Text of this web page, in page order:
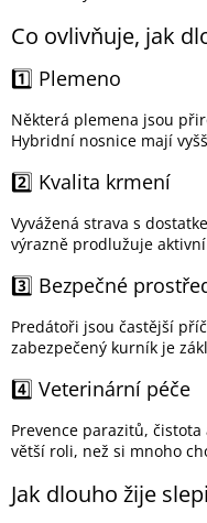
Co ovlivňuje, jak
1️⃣ Plemeno
Některá plemena jsou
Hybridní nosnice mají
2️⃣ Kvalita krmení
Vyvážená strava s
výrazně prodlužuje
3️⃣ Bezpečné
Predátoři jsou častější
zabezpečený kurník je
4️⃣ Veterinární péče
Prevence parazitů,
větší roli, než si mnoho
Jak dlouho žije